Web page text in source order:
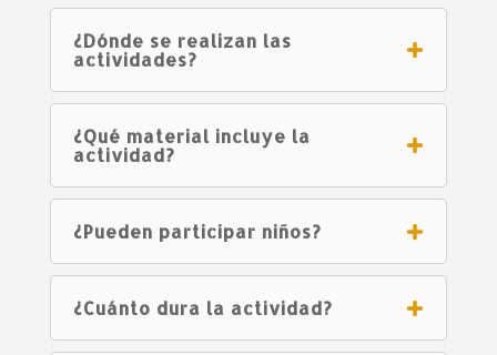
¿Dónde se realizan las
actividades?
¿Qué material incluye la
actividad?
¿Pueden participar niños?
¿Cuánto dura la actividad?